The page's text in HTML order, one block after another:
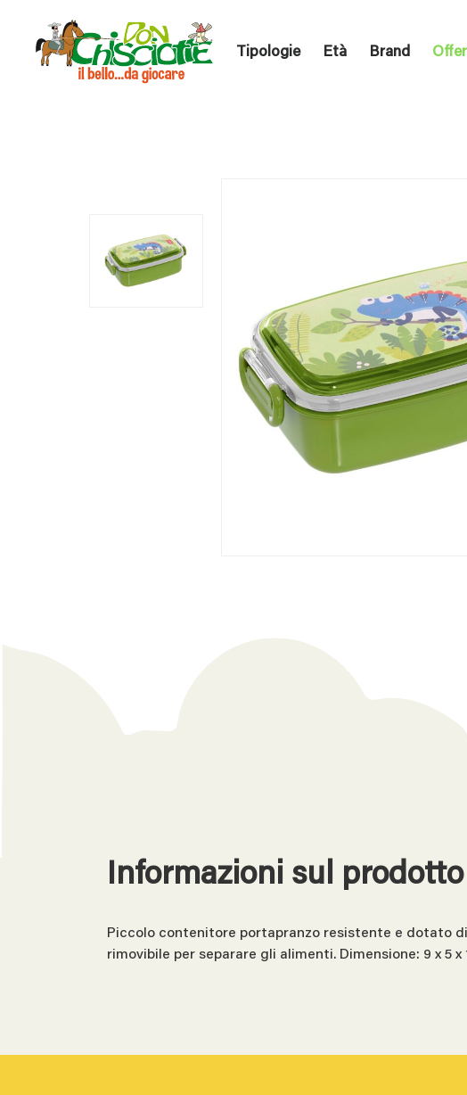
Tipologie Età Brand
Informazioni sul prodotto
Piccolo contenitore portapranzo resistente e dotato
rimovibile per separare gli alimenti. Dimensione: 9 x 5 x